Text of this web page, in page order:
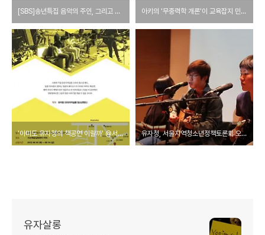
[SBS]송년특집 음악의 주인, 그리고 주인공 아키의 '무중력학 개론'이 교육잡지 민들레에 실렸습니다.
'아마도 유자청의 책공연 이랄까' @서울와우북페스티벌 유자청, 서울지역청소년정책토론회 오프닝에 섰어용~
유자살롱